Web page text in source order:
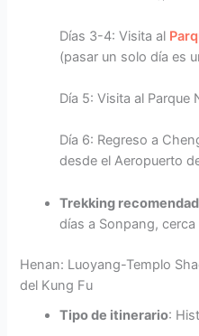
Días 3-4: Visita al
(pasar un solo día es
Día 5: Visita al Parque
Día 6: Regreso a
desde el Aeropuerto
Trekking
días a Sonpang,
Henan: Luoyang-Templo
del Kung Fu
Tipo de itinerario: